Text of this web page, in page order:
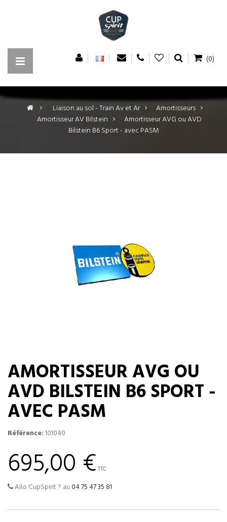
(0)
> Liaison au sol - Train Av et Ar >
Amortisseurs
Amortisseur AV Bilstein >
Amortisseur AVG ou AVD
Bilstein B6 Sport - avec PASM
AMORTISSEUR AVG OU
AVD BILSTEIN B6 SPORT -
AVEC PASM
Référence:101040
695,00 € TTC
Allo CupSpirit ? au 04 75 47 35 81